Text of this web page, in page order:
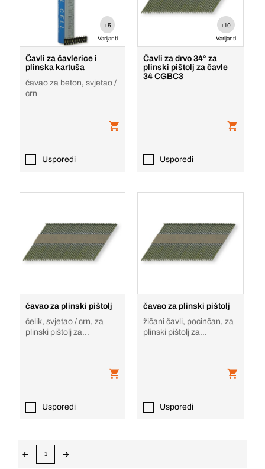
+5
Varijanti
Čavli za čavlerice i
plinska kartuša
čavao za beton, svjetao /
crn
Usporedi
+10
Varijanti
Čavli za drvo 34° za
plinski pištolj za čavle
34 CGBC3
Usporedi
čavao za plinski pištolj
čelik, svjetao / crn, za
plinski pištolj za
Usporedi
čavao za plinski pištolj
žičani čavli, pocinčan, za
plinski pištolj za
Usporedi
1